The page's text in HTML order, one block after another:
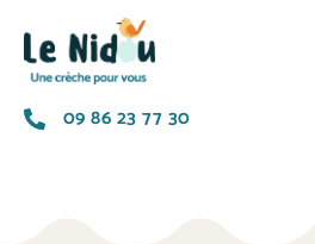
09 86 23 77 30